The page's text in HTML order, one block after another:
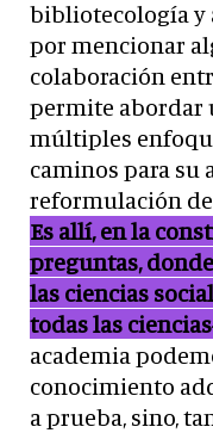
bibliotecología y
por mencionar
colaboración
permite abordar
múltiples
caminos para su
reformulación
Es allí, en la
preguntas,
las ciencias
todas las
academia
conocimiento
a prueba, sino,